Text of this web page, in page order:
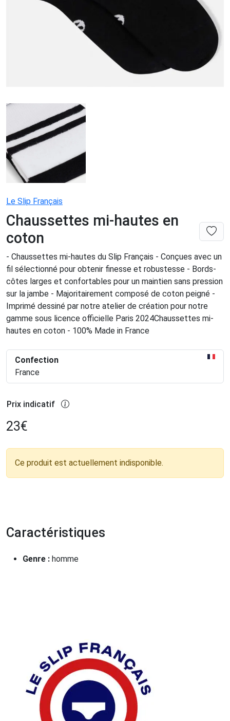
Le Slip Français
Chaussettes mi-hautes en
coton
- Chaussettes mi-hautes du Slip Français - Conçues avec un
fil sélectionné pour obtenir finesse et robustesse - Bords-
côtes larges et confortables pour un maintien sans pression
sur la jambe - Majoritairement composé de coton peigné -
Imprimé dessiné par notre atelier de création pour notre
gamme sous licence officielle Paris 2024Chaussettes mi-
hautes en coton - 100% Made in France
Confection
France
Prix indicatif
23€
Ce produit est actuellement indisponible.
Caractéristiques
Genre : homme